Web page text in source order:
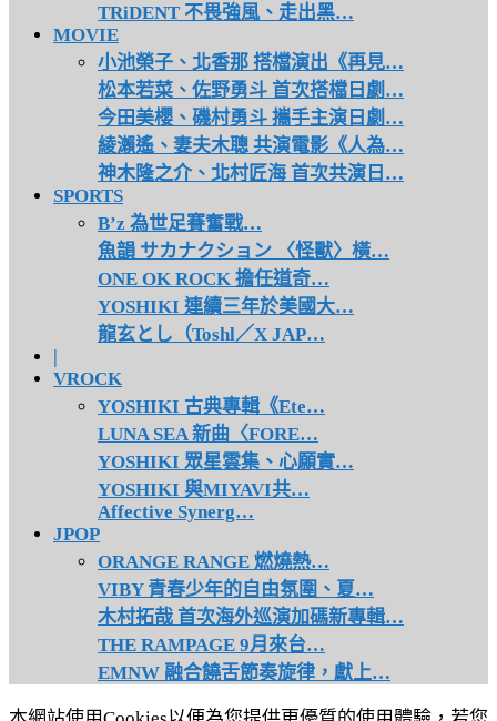
TRiDENT 不畏強風、走出黑…
MOVIE
小池榮子、北香那 搭檔演出《再見…
松本若菜、佐野勇斗 首次搭檔日劇…
今田美櫻、磯村勇斗 攜手主演日劇…
綾瀨遙、妻夫木聰 共演電影《人為…
神木隆之介、北村匠海 首次共演日…
SPORTS
B’z 為世足賽奮戰…
魚韻 サカナクション 〈怪獸〉橫…
ONE OK ROCK 擔任道奇…
YOSHIKI 連續三年於美國大…
龍玄とし（Toshl／X JAP…
|
VROCK
YOSHIKI 古典專輯《Ete…
LUNA SEA 新曲〈FORE…
YOSHIKI 眾星雲集、心願實…
YOSHIKI 與MIYAVI共…
Affective Synerg…
JPOP
ORANGE RANGE 燃燒熱…
VIBY 青春少年的自由氛圍、夏…
木村拓哉 首次海外巡演加碼新專輯…
THE RAMPAGE 9月來台…
EMNW 融合饒舌節奏旋律，獻上…